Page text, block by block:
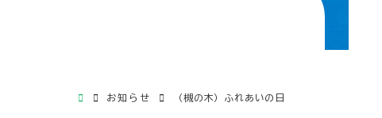
お知らせ （槻の木）ふれあいの日